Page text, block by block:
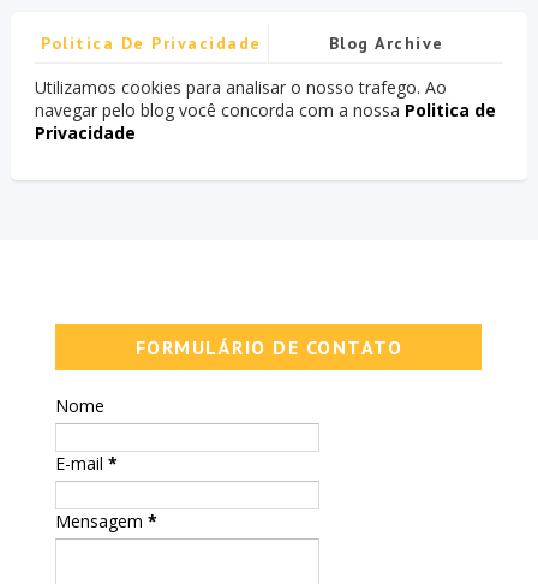
Politica De Privacidade Blog Archive
Utilizamos cookies para analisar o nosso trafego. Ao
navegar pelo blog você concorda com a nossa Politica de
Privacidade
FORMULÁRIO DE CONTATO
Nome
E-mail*
Mensagem*